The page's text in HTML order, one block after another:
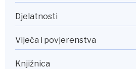
Djelatnosti
Vijeća i povjerenstva
Knjižnica